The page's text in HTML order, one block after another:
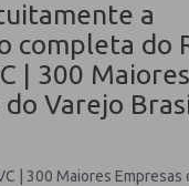
a
completa do
| 300 Maiores
do Varejo
| 300 Maiores